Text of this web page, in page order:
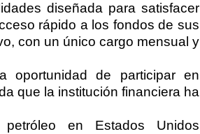
diseñada para satisfacer
rápido a los fondos de sus
con un único cargo mensual y
oportunidad de participar en
que la institución financiera ha
en Estados Unidos